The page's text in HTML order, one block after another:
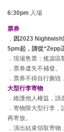
6:30pm 入場
票券
． 因2023 Nightwish
5pm起，請從“Zepp
．現場售票：搖滾區
．票券遺失不補發。
．票券不得自行撕
大型行李寄物
．維護他人權益，請
．寄物限大型行李
再寄放。
．演出結束領取寄物